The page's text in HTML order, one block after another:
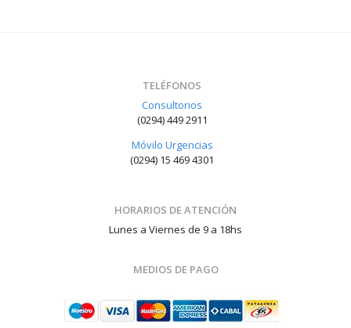
TELÉFONOS
Consultorios
(0294) 449 2911
Móvilo Urgencias
(0294) 15 469 4301
HORARIOS DE ATENCIÓN
Lunes a Viernes de 9 a 18hs
MEDIOS DE PAGO